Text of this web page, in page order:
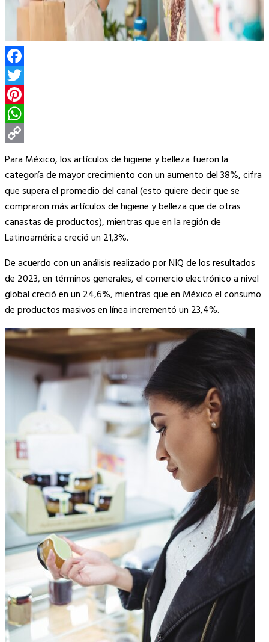
Facebook
Twitter
Pinterest
WhatsApp
Copy
Link
Para México, los artículos de higiene y belleza fueron la
categoría de mayor crecimiento con un aumento del 38%, cifra
que supera el promedio del canal (esto quiere decir que se
compraron más artículos de higiene y belleza que de otras
canastas de productos), mientras que en la región de
Latinoamérica creció un 21,3%.
De acuerdo con un análisis realizado por NIQ de los resultados
de 2023,en términos generales, el comercio electrónico a nivel
global creció en un 24,6%, mientras que en México el consumo
de productos masivos en línea incrementó un 23,4%.